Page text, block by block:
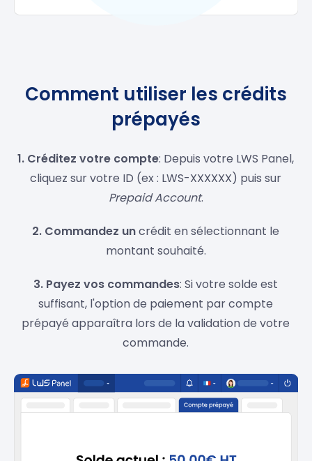
Comment utiliser les crédits
prépayés
1. Créditez votre compte: Depuis votre LWS Panel,
cliquez sur votre ID (ex : LWS-XXXXXX) puis sur
Prepaid Account.
2. Commandez uncrédit en sélectionnant le
montant souhaité.
3. Payez vos commandes: Si votre solde est
suffisant, l'option de paiement par compte
prépayé apparaîtra lors de la validation de votre
commande.